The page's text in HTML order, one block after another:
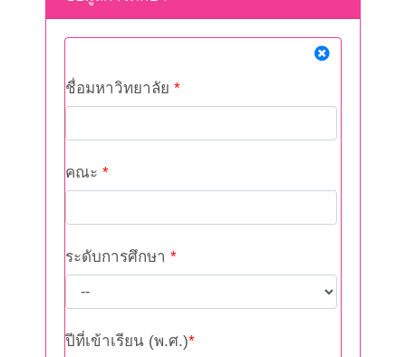
ชื่อมหาวิทยาลัย *
คณะ *
ระดับการศึกษา *
ปีที่เข้าเรียน (พ.ศ.)*